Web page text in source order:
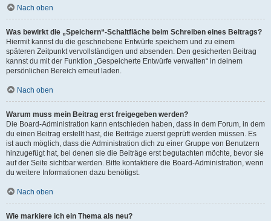
Nach oben
Was bewirkt die „Speichern“-Schaltfläche beim Schreiben eines Beitrags?
Hiermit kannst du die geschriebene Entwürfe speichern und zu einem
späteren Zeitpunkt vervollständigen und absenden. Den gesicherten Beitrag
kannst du mit der Funktion „Gespeicherte Entwürfe verwalten“ in deinem
persönlichen Bereich erneut laden.
Nach oben
Warum muss mein Beitrag erst freigegeben werden?
Die Board-Administration kann entschieden haben, dass in dem Forum, in dem
du einen Beitrag erstellt hast, die Beiträge zuerst geprüft werden müssen. Es
ist auch möglich, dass die Administration dich zu einer Gruppe von Benutzern
hinzugefügt hat, bei denen sie die Beiträge erst begutachten möchte, bevor sie
auf der Seite sichtbar werden. Bitte kontaktiere die Board-Administration, wenn
du weitere Informationen dazu benötigst.
Nach oben
Wie markiere ich ein Thema als neu?